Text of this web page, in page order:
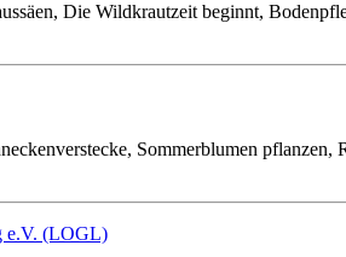
Die Wildkrautzeit beginnt,
Sommerblumen pflanzen,